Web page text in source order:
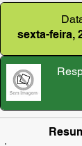
sexta-feira,